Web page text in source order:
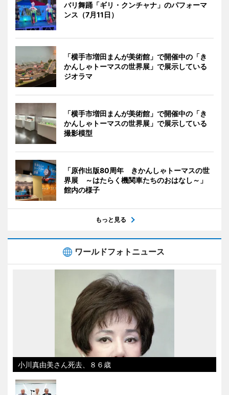
バリ舞踊「ギリ・クンチャナ」のパフォーマ
ンス（7月11日）
「横手市増田まんが美術館」で開催中の「き
かんしゃトーマスの世界展」で展示している
ジオラマ
「横手市増田まんが美術館」で開催中の「き
かんしゃトーマスの世界展」で展示している
撮影模型
「原作出版80周年 きかんしゃトーマスの世
界展 ～はたらく機関車たちのおはなし～」
館内の様子
もっと見る
ワールドフォトニュース
小川真由美さん死去、８６歳